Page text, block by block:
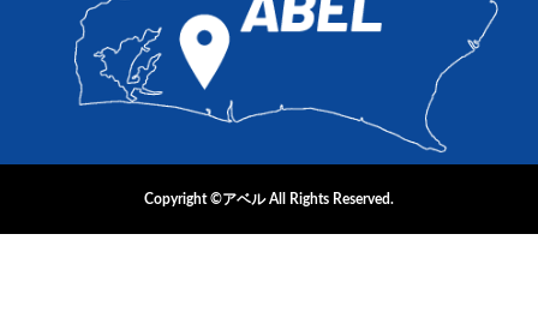
Copyright ©アベル All Rights Reserved.